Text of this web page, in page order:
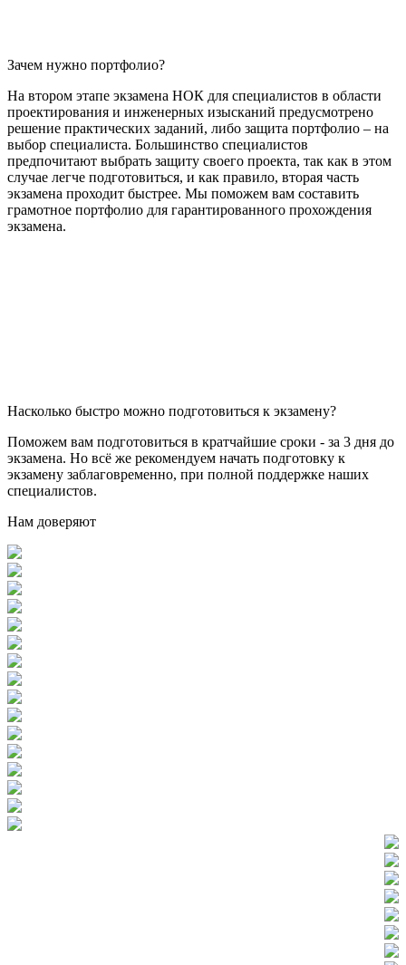
Зачем нужно портфолио?
На втором этапе экзамена НОК для специалистов в области
проектирования и инженерных изысканий предусмотрено
решение практических заданий, либо защита портфолио – на
выбор специалиста. Большинство специалистов
предпочитают выбрать защиту своего проекта, так как в этом
случае легче подготовиться, и как правило, вторая часть
экзамена проходит быстрее. Мы поможем вам составить
грамотное портфолио для гарантированного прохождения
экзамена.
Насколько быстро можно подготовиться к экзамену?
Поможем вам подготовиться в кратчайшие сроки - за 3 дня до
экзамена. Но всё же рекомендуем начать подготовку к
экзамену заблаговременно, при полной поддержке наших
специалистов.
Нам доверяют